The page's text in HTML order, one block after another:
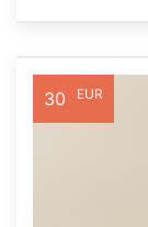
30 EUR